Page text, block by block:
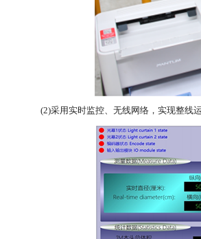
(2)采用实时监控、无线网络，实现整线